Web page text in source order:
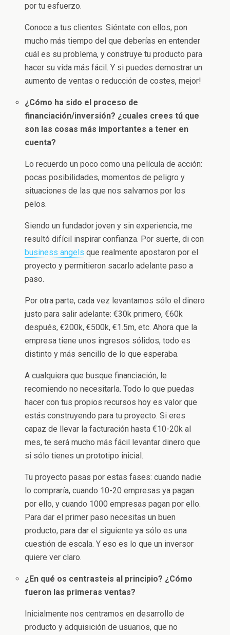
por tu esfuerzo.
Conoce a tus clientes. Siéntate con ellos, pon
mucho más tiempo del que deberías en entender
cuál es su problema, y construye tu producto para
hacer su vida más fácil. Y si puedes demostrar un
aumento de ventas o reducción de costes, mejor!
¿Cómo ha sido el proceso de
financiación/inversión? ¿cuales crees tú que
son las cosas más importantes a tener en
cuenta?
Lo recuerdo un poco como una película de acción:
pocas posibilidades, momentos de peligro y
situaciones de las que nos salvamos por los
pelos.
Siendo un fundador joven y sin experiencia, me
resultó difícil inspirar confianza. Por suerte, di con
business angels que realmente apostaron por el
proyecto y permitieron sacarlo adelante paso a
paso.
Por otra parte, cada vez levantamos sólo el dinero
justo para salir adelante: €30k primero, €60k
después, €200k, €500k, €1.5m, etc. Ahora que la
empresa tiene unos ingresos sólidos, todo es
distinto y más sencillo de lo que esperaba.
A cualquiera que busque financiación, le
recomiendo no necesitarla. Todo lo que puedas
hacer con tus propios recursos hoy es valor que
estás construyendo para tu proyecto. Si eres
capaz de llevar la facturación hasta €10-20k al
mes, te será mucho más fácil levantar dinero que
si sólo tienes un prototipo inicial.
Tu proyecto pasas por estas fases: cuando nadie
lo compraría, cuando 10-20 empresas ya pagan
por ello, y cuando 1000 empresas pagan por ello.
Para dar el primer paso necesitas un buen
producto, para dar el siguiente ya sólo es una
cuestión de escala. Y eso es lo que un inversor
quiere ver claro.
¿En qué os centrasteis al principio? ¿Cómo
fueron las primeras ventas?
Inicialmente nos centramos en desarrollo de
producto y adquisición de usuarios, que no